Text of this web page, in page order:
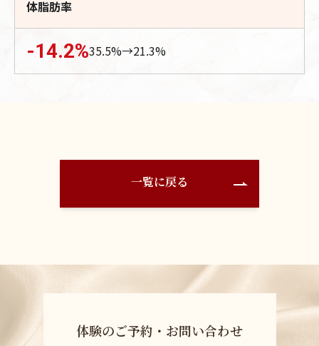
体脂肪率
-14.2%35.5%→21.3%
一覧に戻る
体験のご予約・お問い合わせ